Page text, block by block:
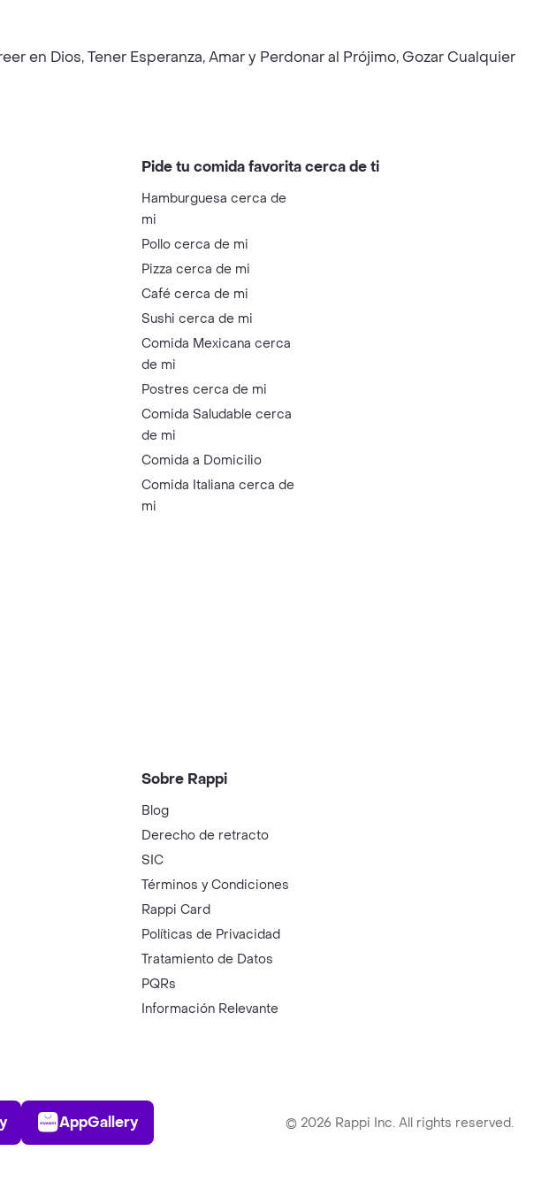
en Dios, Tener Esperanza, Amar y Perdonar al Prójimo, Gozar Cualquier
Pide tu comida favorita cerca de ti
Hamburguesa cerca de
mi
Pollo cerca de mi
Pizza cerca de mi
Café cerca de mi
Sushi cerca de mi
Comida Mexicana cerca
de mi
Postres cerca de mi
Comida Saludable cerca
de mi
Comida a Domicilio
Comida Italiana cerca de
mi
Sobre Rappi
Blog
Derecho de retracto
SIC
Términos y Condiciones
Rappi Card
Políticas de Privacidad
Tratamiento de Datos
PQRs
Información Relevante
AppGallery
AppGallery © 2026 Rappi Inc. All rights reserved.